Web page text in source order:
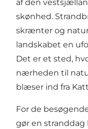
af den
skønhed.
skrænter og
landskabet en
Det er et sted,
nærheden til
blæser ind fra
For de
gør en